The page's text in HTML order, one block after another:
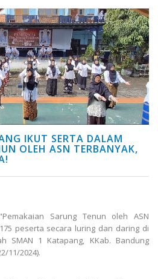
IKUT SERTA DALAM
OLEH ASN TERBANYAK,
Sarung Tenun oleh ASN
peserta secara luring dan daring di
SMAN 1 Katapang, KKab. Bandung
11/2024).